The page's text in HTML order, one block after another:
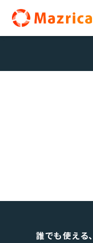
content
誰でも使える